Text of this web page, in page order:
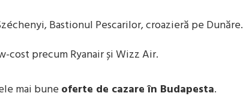
Bastionul Pescarilor, croazieră pe Dunăre.
cost precum Ryanair și Wizz Air.
mai bune oferte de cazare în Budapesta.